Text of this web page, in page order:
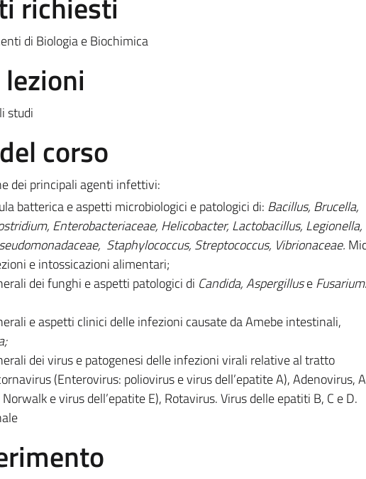
di Biologia e Biochimica
studi
corso
dei principali agenti infettivi:
batterica e aspetti microbiologici e patologici di: Bacillus, Brucella,
Enterobacteriaceae, Helicobacter, Lactobacillus,
Staphylococcus, Streptococcus, Vibrionaceae.
e intossicazioni alimentari;
dei funghi e aspetti patologici di Candida,AspergilluseFusarium
e aspetti clinici delle infezioni causate da Amebe intestinali,
dei virus e patogenesi delle infezioni virali relative al tratto
(Enterovirus: poliovirus e virus dell’epatite A), Adenovirus,
e virus dell’epatite E), Rotavirus. Virus delle epatiti B, C e D.